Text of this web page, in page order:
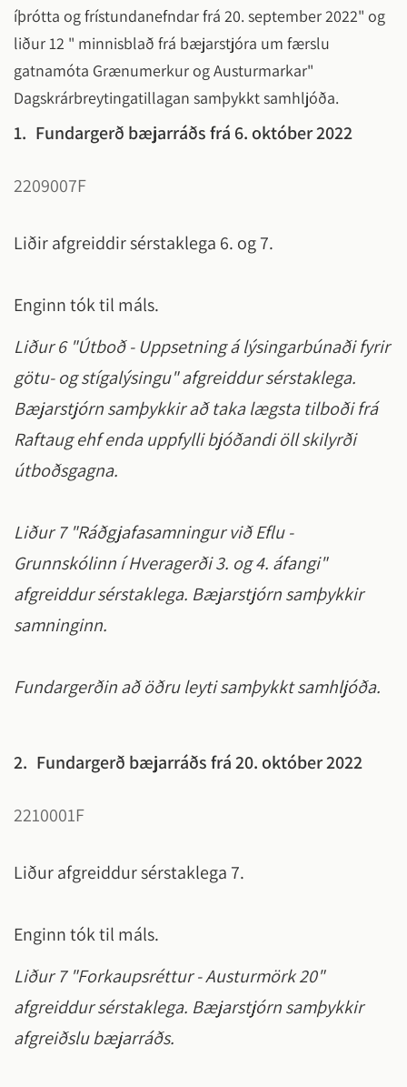
íþrótta og frístundanefndar frá 20. september 2022" og
liður 12 " minnisblað frá bæjarstjóra um færslu
gatnamóta Grænumerkur og Austurmarkar"
Dagskrárbreytingatillagan samþykkt samhljóða.
1. Fundargerð bæjarráðs frá 6. október 2022
2209007F
Liðir afgreiddir sérstaklega 6. og 7.
Enginn tók til máls.
Liður 6 "Útboð - Uppsetning á lýsingarbúnaði fyrir
götu- og stígalýsingu" afgreiddur sérstaklega.
Bæjarstjórn samþykkir að taka lægsta tilboði frá
Raftaug ehf enda uppfylli bjóðandi öll skilyrði
útboðsgagna.
Liður 7 "Ráðgjafasamningur við Eflu -
Grunnskólinn í Hveragerði 3. og 4. áfangi"
afgreiddur sérstaklega. Bæjarstjórn samþykkir
samninginn.
Fundargerðin að öðru leyti samþykkt samhljóða.
2. Fundargerð bæjarráðs frá 20. október 2022
2210001F
Liður afgreiddur sérstaklega 7.
Enginn tók til máls.
Liður 7 "Forkaupsréttur - Austurmörk 20"
afgreiddur sérstaklega. Bæjarstjórn samþykkir
afgreiðslu bæjarráðs.